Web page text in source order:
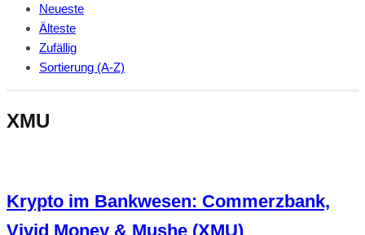
Neueste
Älteste
Zufällig
Sortierung (A-Z)
XMU
Krypto im Bankwesen: Commerzbank,
Vivid Money & Mushe (XMU)